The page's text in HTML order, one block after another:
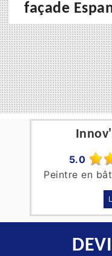
façade
5.0
Peintre en